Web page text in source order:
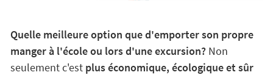
Quelle meilleure option que d'emporter son propre
manger à l'école ou lors d'une excursion?Non
seulement c'est plus économique, écologique et sûr